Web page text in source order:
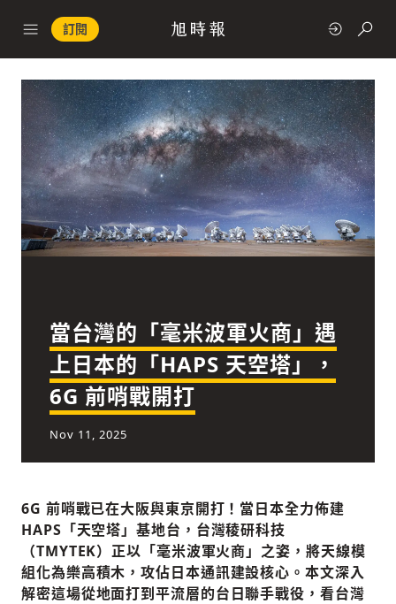
訂閱
快速連結
政治
經濟
科技
社會
人文
當台灣的「毫米波軍火商」遇
上日本的「HAPS 天空塔」，
6G 前哨戰開打
Nov 11, 2025
6G 前哨戰已在大阪與東京開打！當日本全力佈建
HAPS「天空塔」基地台，台灣稜研科技
（TMYTEK）正以「毫米波軍火商」之姿，將天線模
組化為樂高積木，攻佔日本通訊建設核心。本文深入
解密這場從地面打到平流層的台日聯手戰役，看台灣